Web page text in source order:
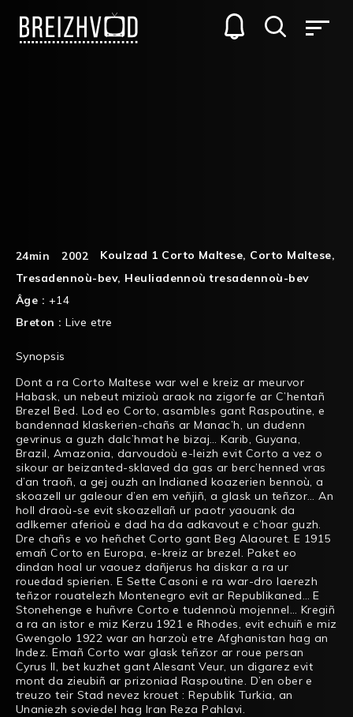
24min 2002 Koulzad 1 Corto Maltese, Corto Maltese,
Tresadennoù-bev, Heuliadennoù tresadennoù-bev
Âge : +14
Breton :Live etre
Synopsis
Dont a ra Corto Maltese war wel e kreiz ar meurvor
Habask, un nebeut mizioù araok na zigorfe ar C’hentañ
Brezel Bed. Lod eo Corto, asambles gant Raspoutine, e
bandennad klaskerien-chañs ar Manac’h, un dudenn
gevrinus a guzh dalc’hmat he bizaj… Karib, Guyana,
Brazil, Amazonia, darvoudoù e-leizh evit Corto a vez o
sikour ar beizanted-sklaved da gas ar berc’henned vras
d’an traoñ, a gej ouzh an Indianed koazerien bennoù, a
skoazell ur galeour d’en em veñjiñ, a glask un teñzor… An
holl draoù-se evit skoazellañ ur paotr yaouank da
adlkemer aferioù e dad ha da adkavout e c’hoar guzh.
Dre chañs e vo heñchet Corto gant Beg Alaouret. E 1915
emañ Corto en Europa, e-kreiz ar brezel. Paket eo
dindan hoal ur vaouez dañjerus ha diskar a ra ur
rouedad spierien. E Sette Casoni e ra war-dro laerezh
teñzor rouatelezh Montenegro evit ar Republikaned… E
Stonehenge e huñvre Corto e tudennoù mojennel… Kregiñ
a ra an istor e miz Kerzu 1921 e Rhodes, evit echuiñ e miz
Gwengolo 1922 war an harzoù etre Afghanistan hag an
Indez. Emañ Corto war glask teñzor ar roue persan
Cyrus II, bet kuzhet gant Alesant Veur, un digarez evit
mont da zieubiñ ar prizoniad Raspoutine. D’en ober e
treuzo teir Stad nevez krouet : Republik Turkia, an
Unaniezh soviedel hag Iran Reza Pahlavi.